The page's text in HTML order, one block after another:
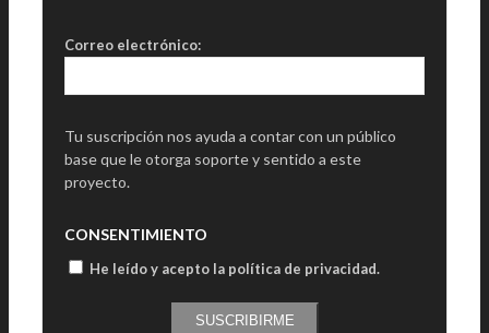
Correo electrónico:
Tu suscripción nos ayuda a contar con un público
base que le otorga soporte y sentido a este
proyecto.
CONSENTIMIENTO
He leído y acepto la política de privacidad.
SUSCRIBIRME